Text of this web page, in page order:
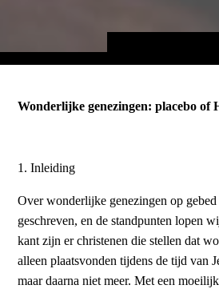
Wonderlijke genezingen: placebo of
1. Inleiding
Over wonderlijke genezingen op gebed
geschreven, en de standpunten lopen
kant zijn er christenen die stellen dat
alleen plaatsvonden tijdens de tijd van
maar daarna niet meer. Met een